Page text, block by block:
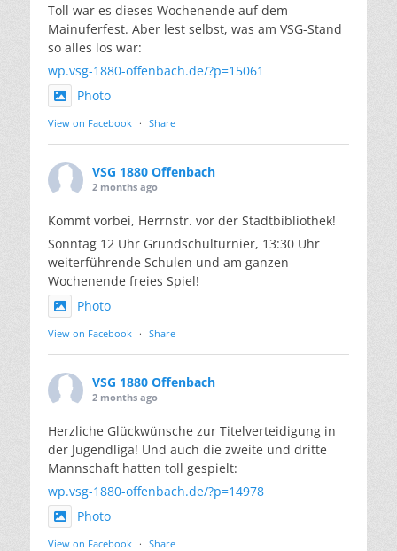
Toll war es dieses Wochenende auf dem
Mainuferfest. Aber lest selbst, was am VSG-Stand
so alles los war:
wp.vsg-1880-offenbach.de/?p=15061
Photo
View on Facebook · Share
VSG 1880 Offenbach
2 months ago
Kommt vorbei, Herrnstr. vor der Stadtbibliothek!
Sonntag 12 Uhr Grundschulturnier, 13:30 Uhr
weiterführende Schulen und am ganzen
Wochenende freies Spiel!
Photo
View on Facebook · Share
VSG 1880 Offenbach
2 months ago
Herzliche Glückwünsche zur Titelverteidigung in
der Jugendliga! Und auch die zweite und dritte
Mannschaft hatten toll gespielt:
wp.vsg-1880-offenbach.de/?p=14978
Photo
View on Facebook · Share